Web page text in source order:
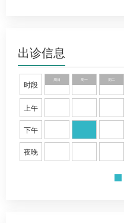
出诊信息
时段
上午
下午
夜晚
周日 周一